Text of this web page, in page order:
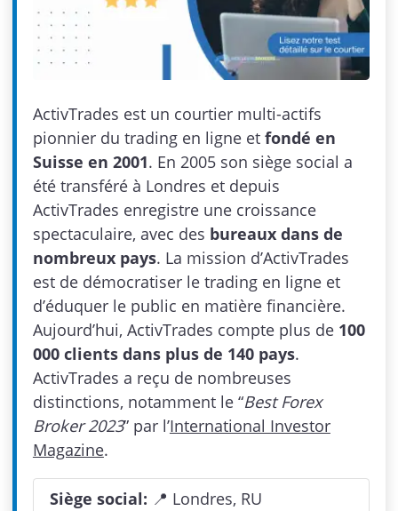
ActivTrades est un courtier multi-actifs
pionnier du trading en ligne et fondé en
Suisse en 2001. En 2005 son siège social a
été transféré à Londres et depuis
ActivTrades enregistre une croissance
spectaculaire, avec des bureaux dans de
nombreux pays. La mission d’ActivTrades
est de démocratiser le trading en ligne et
d’éduquer le public en matière financière.
Aujourd’hui, ActivTrades compte plus de 100
000 clients dans plus de 140 pays.
ActivTrades a reçu de nombreuses
distinctions, notamment le “Best Forex
Broker 2023” par l’International Investor
Magazine.
Siège social: 📍 Londres, RU